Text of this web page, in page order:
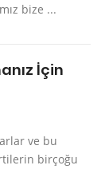
bize ...
İçin
ve bu
birçoğu